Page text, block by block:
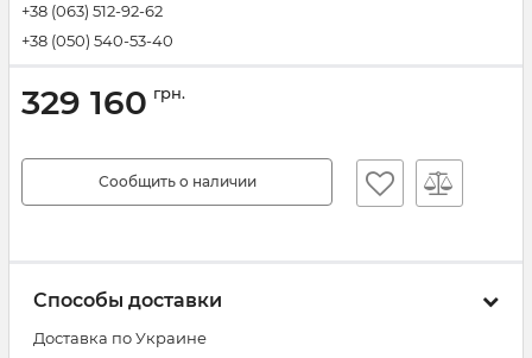
+38 (063) 512-92-62
+38 (050) 540-53-40
329 160 грн.
Сообщить о наличии
Способы доставки
Доставка по Украине